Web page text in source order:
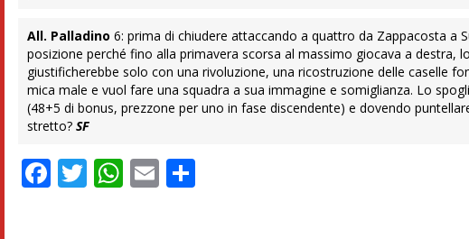
All. Palladino 6: prima di chiudere attaccando a quattro da Zappacosta a
posizione perché fino alla primavera scorsa al massimo giocava a destra,
giustificherebbe solo con una rivoluzione, una ricostruzione delle caselle
mica male e vuol fare una squadra a sua immagine e somiglianza. Lo
(48+5 di bonus, prezzone per uno in fase discendente) e dovendo
stretto?SF
Facebook
Twitter
WhatsApp
Email